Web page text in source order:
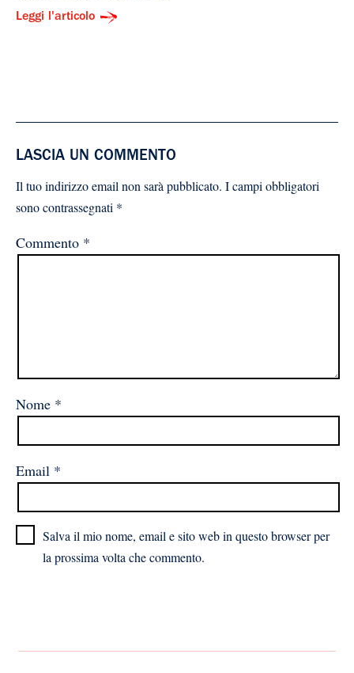
Leggi l'articolo
LASCIA UN COMMENTO
Il tuo indirizzo email non sarà pubblicato. I campi obbligatori
sono contrassegnati *
Commento *
Nome *
Email *
Salva il mio nome, email e sito web in questo browser per
la prossima volta che commento.